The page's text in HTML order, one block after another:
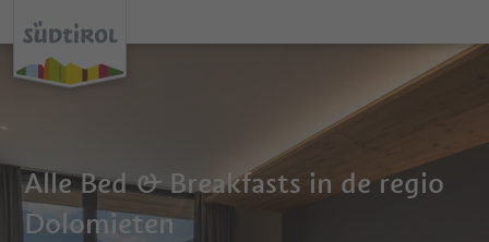
Alle Bed & Breakfasts in de regio
Dolomieten